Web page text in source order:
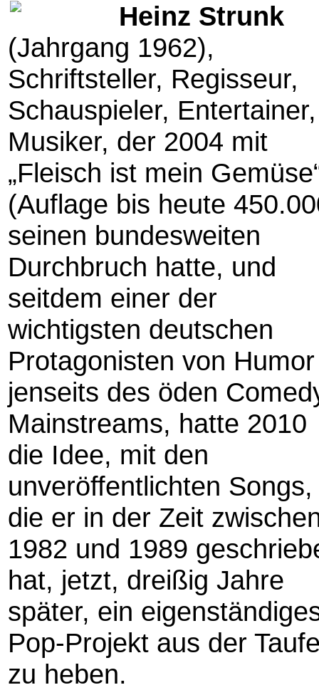
Heinz Strunk
(Jahrgang 1962),
Schriftsteller, Regisseur,
Schauspieler, Entertainer,
Musiker, der 2004 mit
„Fleisch ist mein
(Auflage bis heute
seinen bundesweiten
Durchbruch hatte, und
seitdem einer der
wichtigsten deutschen
Protagonisten von Humor
jenseits des öden
Mainstreams, hatte 2010
die Idee, mit den
unveröffentlichten Songs,
die er in der Zeit
1982 und 1989
hat, jetzt, dreißig Jahre
später, ein
Pop-Projekt aus der
zu heben.